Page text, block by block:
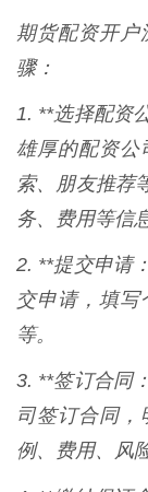
期货配资开户
骤：
1. **选择配资
雄厚的配资公
索、朋友推荐
务、费用等信
2. **提交申请
交申请，填
等。
3. **签订合同
司签订合同
例、费用、风